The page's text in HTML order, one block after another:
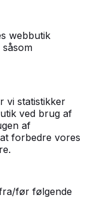
webbutik
vi statistikker
ved brug af
af
forbedre vores
før følgende